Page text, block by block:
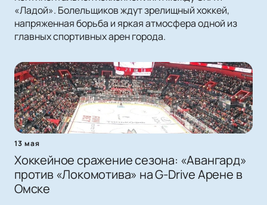
«Ладой». Болельщиков ждут зрелищный хоккей,
напряженная борьба и яркая атмосфера одной из
главных спортивных арен города.
13 мая
Хоккейное сражение сезона: «Авангард»
против «Локомотива» на G-Drive Арене в
Омске